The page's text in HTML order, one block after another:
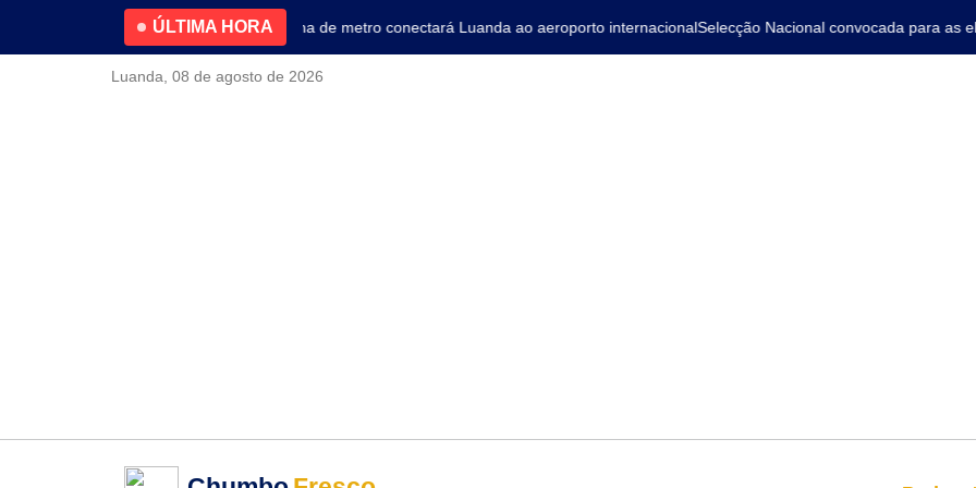
ÚLTIMA HORA
4.2% no primeiro trimestre Nova linha de metro conectará Luanda ao aeroporto internacionalSelecção Nacional convocada para as
Luanda, 08 de agosto de 2026